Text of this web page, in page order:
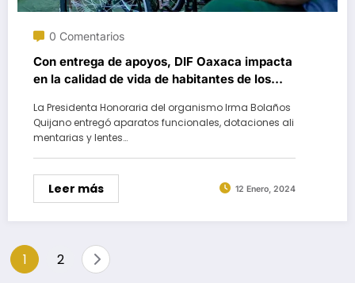
0 Comentarios
Con entrega de apoyos, DIF Oaxaca impacta
en la calidad de vida de habitantes de los
La Presidenta Honoraria del organismo Irma Bolaños
Quijano entregó aparatos funcionales, dotaciones ali
mentarias y lentes…
Leer más 12 Enero, 2024
Paginación
1 2